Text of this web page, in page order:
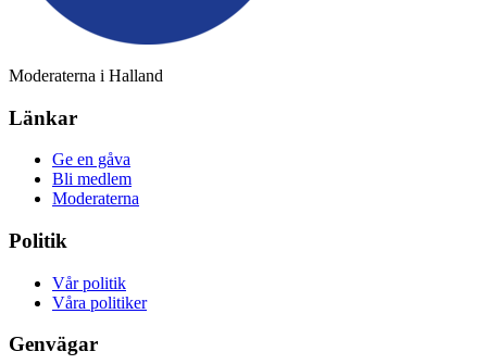
Moderaterna i Halland
Länkar
Ge en gåva
Bli medlem
Moderaterna
Politik
Vår politik
Våra politiker
Genvägar